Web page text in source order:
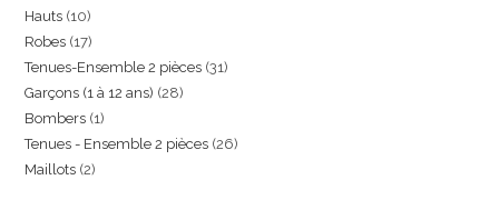
Hauts 10
Robes 17
Tenues-Ensemble 2 pièces 31
Garçons (1 à 12 ans) 28
Bombers 1
Tenues - Ensemble 2 pièces 26
Maillots 2